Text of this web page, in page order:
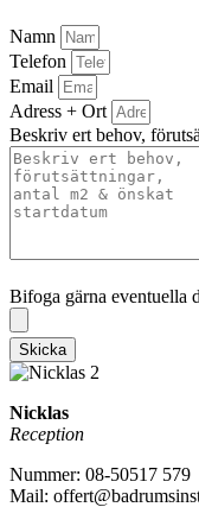
Namn
Telefon
Email
Adress + Ort
Beskriv ert behov,
Bifoga gärna eventuella
Skicka
Nicklas
Reception
Nummer: 08-50517 579
Mail: